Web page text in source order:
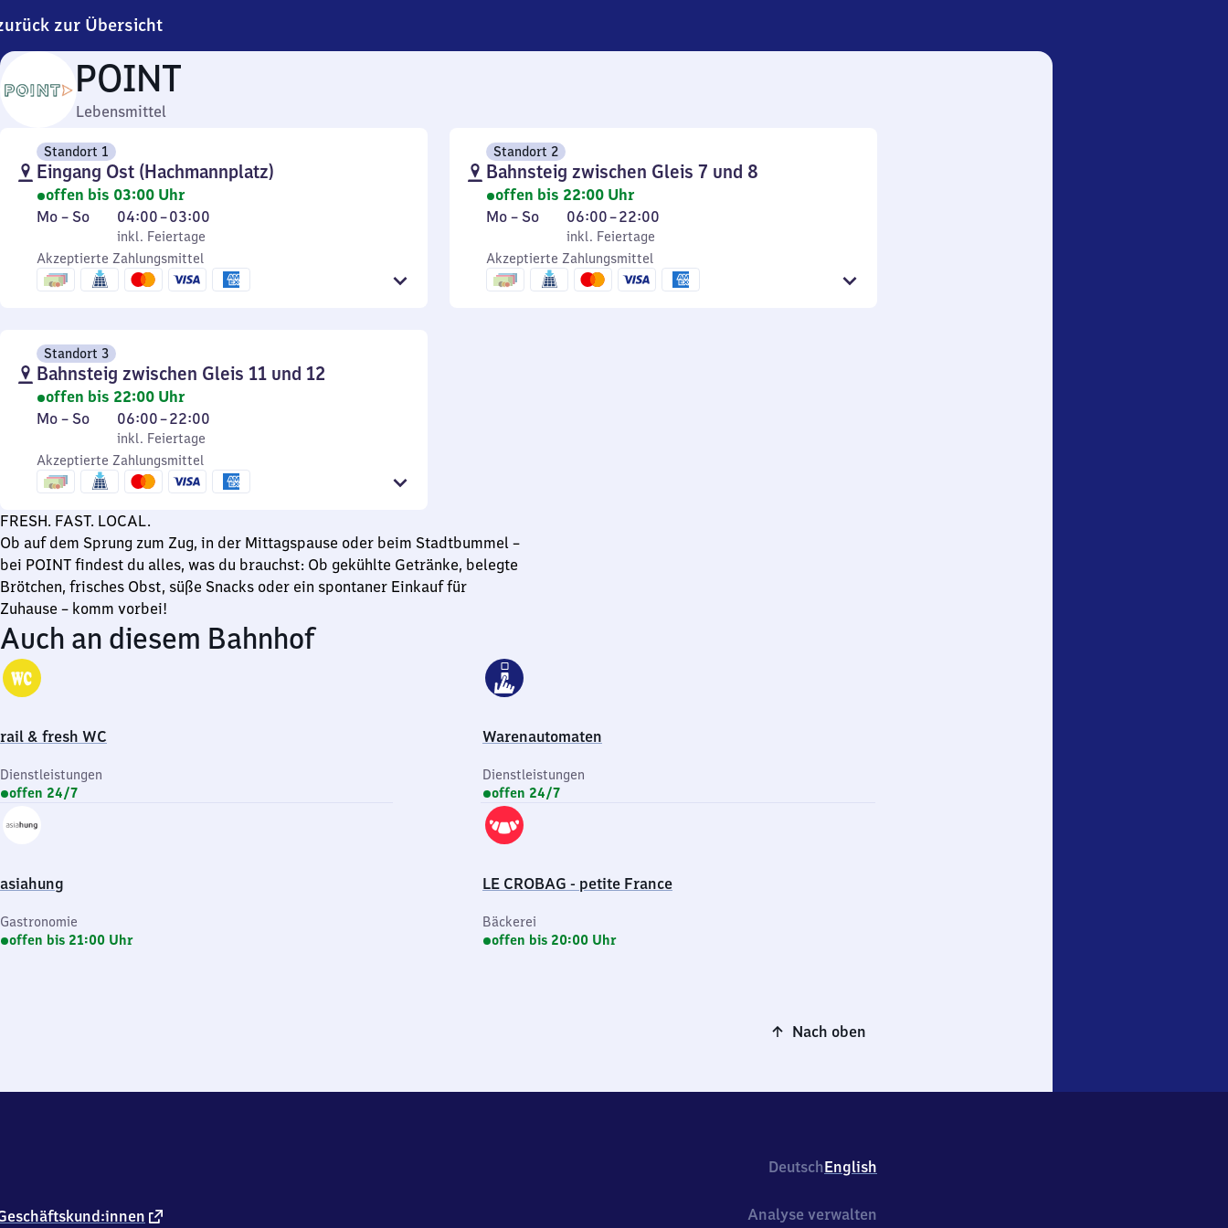
zur Übersicht
POINT
Lebensmittel
Standort 1
Eingang Ost (Hachmannplatz)
offen bis 03:00 Uhr
Montag
Sonntag
Mo – So,
inkl. Feiertage
04:00–03:00
Von
4
Uhr
bis
inkl. Feiertage
Akzeptierte Zahlungsmittel
Standort 2
Bahnsteig zwischen Gleis 7 und 8
offen bis 22:00 Uhr
Montag
Sonntag
Mo – So,
inkl. Feiertage
06:00–22:00
Von
6
Uhr
bis
inkl. Feiertage
Akzeptierte Zahlungsmittel
Standort 3
Bahnsteig zwischen Gleis 11 und 12
offen bis 22:00 Uhr
Montag
Sonntag
Mo – So,
inkl. Feiertage
06:00–22:00
Von
6
Uhr
bis
Uhr
inkl. Feiertage
Akzeptierte Zahlungsmittel
FRESH. FAST. LOCAL.
Ob auf dem Sprung zum Zug, in der Mittagspause oder beim Stadtbummel –
bei POINT findest du alles, was du brauchst: Ob gekühlte Getränke, belegte
Brötchen, frisches Obst, süße Snacks oder ein spontaner Einkauf für
Zuhause – komm vorbei!
Auch an diesem Bahnhof
rail & fresh WC
Dienstleistungen
offen 24/7
Warenautomaten
Dienstleistungen
offen 24/7
asiahung
Gastronomie
offen bis 21:00 Uhr
LE CROBAG - petite France
Bäckerei
offen bis 20:00 Uhr
Nach oben
DeutschEnglish
externer
Analyse verwalten